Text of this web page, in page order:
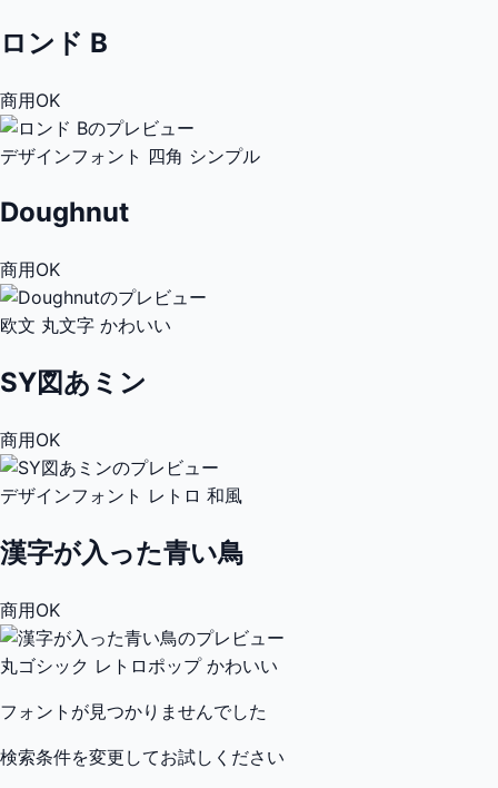
ロンド B
商用OK
デザインフォント 四角 シンプル
Doughnut
商用OK
欧文 丸文字 かわいい
SY図あミン
商用OK
デザインフォント レトロ 和風
漢字が入った青い鳥
商用OK
丸ゴシック レトロポップ かわいい
フォントが見つかりませんでした
検索条件を変更してお試しください